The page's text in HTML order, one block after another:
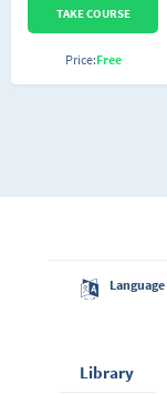
TAKE COURSE
Price:Free
Language
Library